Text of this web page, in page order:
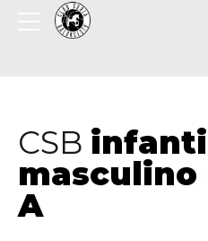
CSB
masculino
A